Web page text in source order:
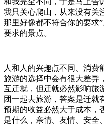
我只关心爬山，从来没有关
那里好像都不符合你的要求
要求的景点。
人和人的兴趣点不同、消费
旅游的选择中会有很大差异
互迁就，但迁就必然影响旅
团一起去旅游，答案是迁就
预期的收益必然大于成本，
是什么，亲情、友情、安全